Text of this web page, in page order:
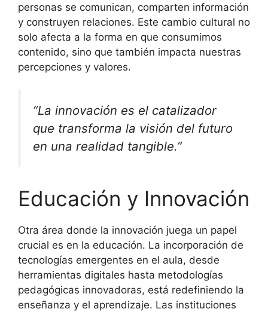
personas se comunican, comparten información
y construyen relaciones. Este cambio cultural no
solo afecta a la forma en que consumimos
contenido, sino que también impacta nuestras
percepciones y valores.
“La innovación es el catalizador
que transforma la visión del futuro
en una realidad tangible.”
Educación y Innovación
Otra área donde la innovación juega un papel
crucial es en la educación. La incorporación de
tecnologías emergentes en el aula, desde
herramientas digitales hasta metodologías
pedagógicas innovadoras, está redefiniendo la
enseñanza y el aprendizaje. Las instituciones